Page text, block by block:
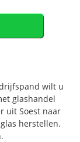
wilt u
glashandel
uit Soest naar
herstellen.